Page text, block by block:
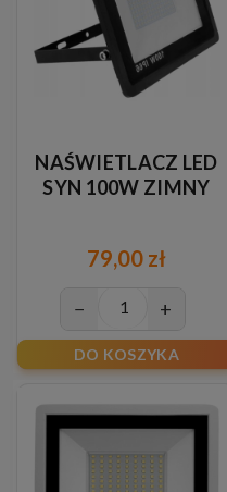
NAŚWIETLACZ LED
SYN 100W ZIMNY
79,00 zł
− +
DO KOSZYKA